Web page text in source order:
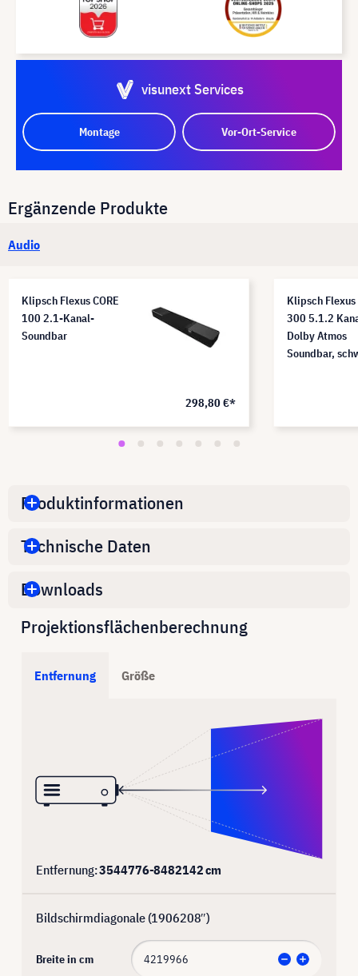
visunext Services
Montage Vor-Ort-Service
Ergänzende Produkte
Audio
Klipsch Flexus CORE
100 2.1-Kanal-
Soundbar
298,80 €*
Klipsch Flexus
300 5.1.2
Dolby Atmos
Soundbar,
Produktinformationen
Technische Daten
Downloads
Projektionsflächenberechnung
Entfernung Größe
Entfernung:3544776-8482142cm
Bildschirmdiagonale (1906208″)
Breite in cm